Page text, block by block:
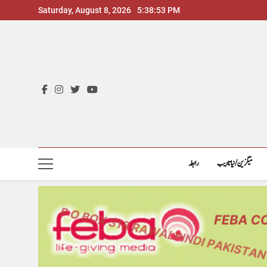
to
Saturday, August 8, 2026 5:38:55 PM
رابطہ میگزین/نیاتادیب